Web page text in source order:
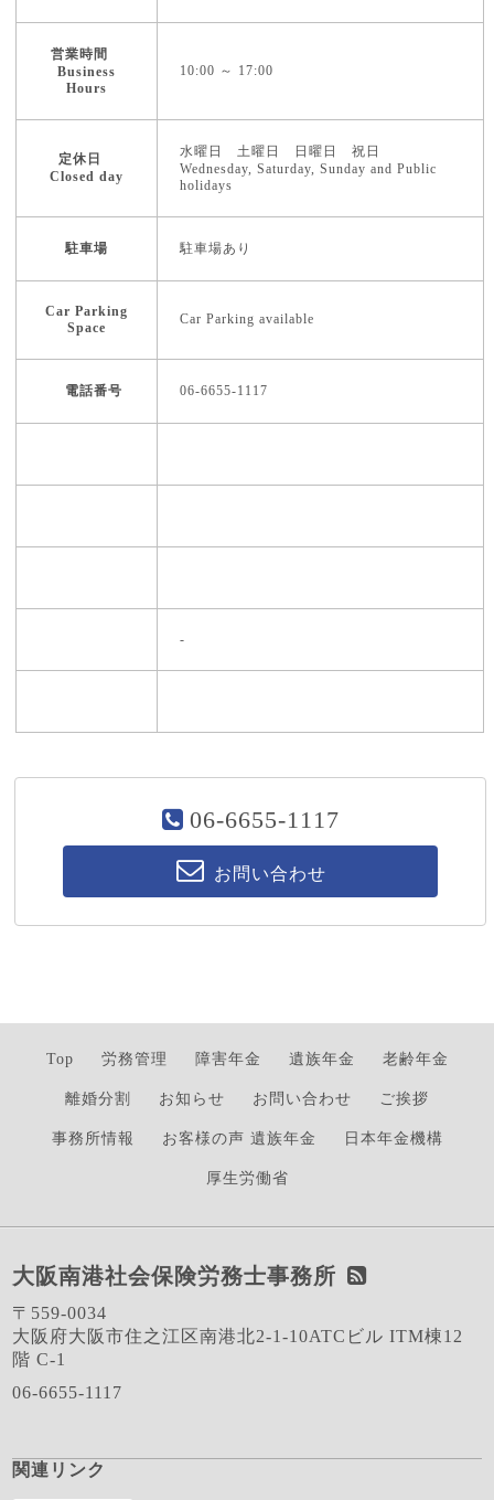
営業時間
Business
Hours
10:00 ～ 17:00
定休日
Closed day
水曜日 土曜日 日曜日 祝日
Wednesday, Saturday, Sunday and Public
holidays
駐車場 駐車場あり
Car Parking
Space
Car Parking available
電話番号 06-6655-1117
-
06-6655-1117
お問い合わせ
Top 労務管理 障害年金 遺族年金 老齢年金
離婚分割 お知らせ お問い合わせ ご挨拶
事務所情報 お客様の声 遺族年金 日本年金機構
厚生労働省
大阪南港社会保険労務士事務所
〒559-0034
大阪府大阪市住之江区南港北2-1-10ATCビル ITM棟12
階 C-1
06-6655-1117
関連リンク